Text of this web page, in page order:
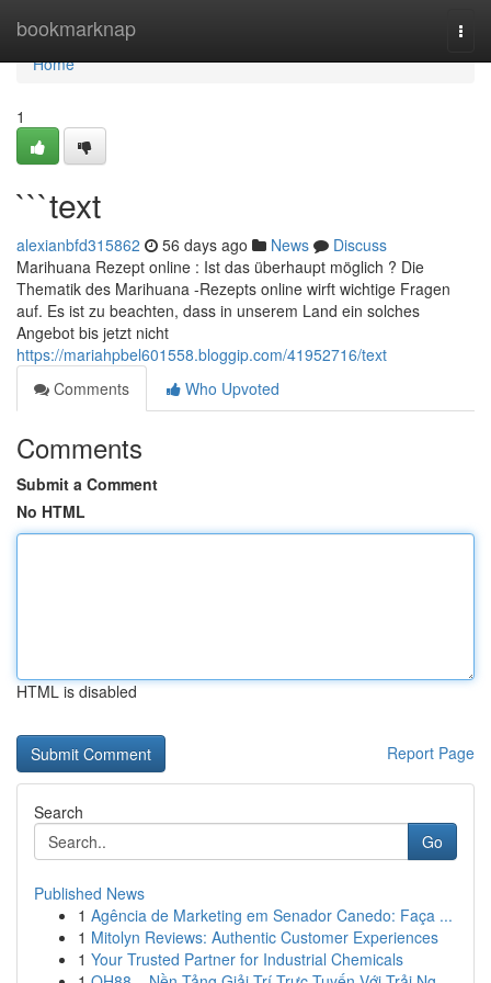
bookmarknap
Home
Home
1
```text
alexianbfd315862 56 days ago News
Discuss
Marihuana Rezept online : Ist das überhaupt möglich ? Die
Thematik des Marihuana -Rezepts online wirft wichtige Fragen
auf. Es ist zu beachten, dass in unserem Land ein solches
Angebot bis jetzt nicht
https://mariahpbel601558.bloggip.com/41952716/text
Comments
Who Upvoted
Comments
Submit a Comment
No HTML
HTML is disabled
Report Page
Search
Go
Published News
1 Agência de Marketing em Senador Canedo: Faça ...
1 Mitolyn Reviews: Authentic Customer Experiences
1 Your Trusted Partner for Industrial Chemicals